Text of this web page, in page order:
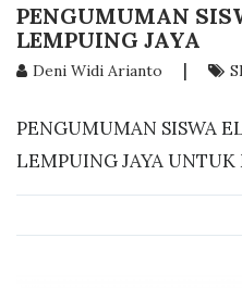
PENGUMUMAN
LEMPUING JAYA
Deni Widi Arianto |
PENGUMUMAN SISWA
LEMPUING JAYA UNTUK